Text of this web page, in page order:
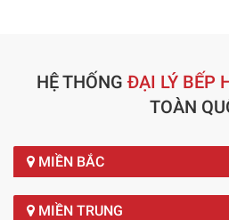
HỆ THỐNG ĐẠI LÝ BẾP
TOÀN
MIỀN BẮC
MIỀN TRUNG